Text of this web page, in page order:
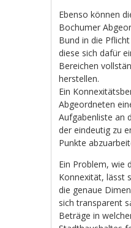
Ebenso können
Bochumer
Bund in die
diese sich dafür
Bereichen
herstellen.
Ein
Abgeordneten
Aufgabenliste an
der eindeutig zu
Punkte
Ein Problem, wie
Konnexität, lässt
die genaue
sich transparent
Beträge in